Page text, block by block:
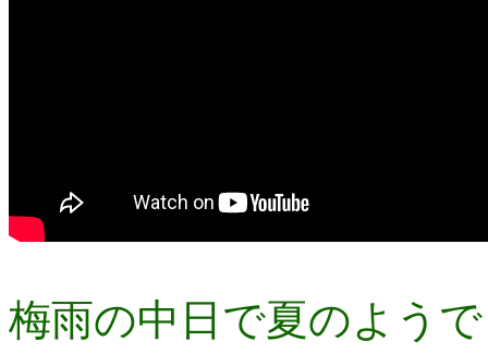
梅雨の中日で夏のよう